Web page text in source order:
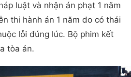
luật và nhận án phạt 1 năm
thi hành án 1 năm do có thái
lỗi đúng lúc. Bộ phim kết
tòa án.